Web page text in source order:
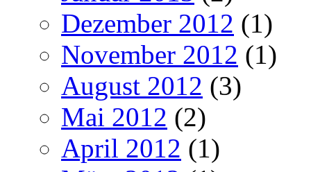
Dezember 2012 (1)
November 2012 (1)
August 2012 (3)
Mai 2012 (2)
April 2012 (1)